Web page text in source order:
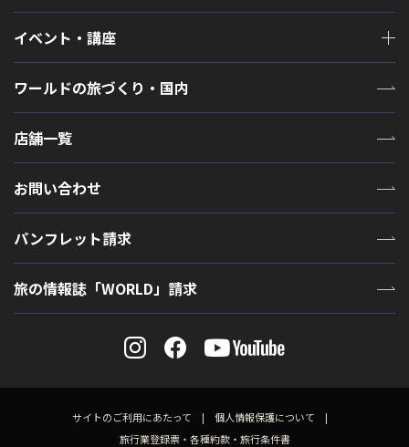
イベント・講座
ワールドの旅づくり・国内
店舗一覧
お問い合わせ
パンフレット請求
旅の情報誌「WORLD」請求
サイトのご利用にあたって
個人情報保護について
旅行業登録票・各種約款・旅行条件書